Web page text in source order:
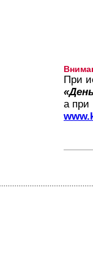
При
а при